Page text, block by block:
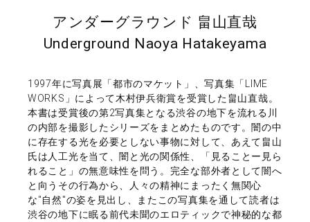
アンダーグラウンド 畠山直哉
Underground Naoya Hatakeyama
1997年に写真展「都市のマケット」、写真集「LIME
WORKS」によって木村伊兵衛賞を受賞した畠山直哉。
本書は受賞後の第2写真集となる渋谷の地下を流れる川
の内部を撮影したシリーズをまとめたものです。闇の中
に存在する光を必要としない事物に対して、あえて畠山
氏は人工光を当て、闇と光の関係性、「見ることー見ら
れること」の無意味性を問う。完全な部外者として闇へ
と向うその行為から、人々の精神にまったく無関心
な"自然"の姿を見出し、またこの写真集を通して読者は
渋谷の地下に眠る前代未聞のエロティックで神秘的な都